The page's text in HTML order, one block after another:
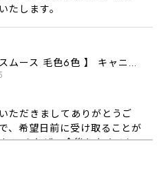
たします。
【 チワワ スムース 毛色6色 】 キャニスター 保存容器 お家用 プレゼント 犬 ペット うちの子 犬グッズ
ただきましてありがとうご
、希望日前に受け取ることが
！ またぜひ今後ともよろし